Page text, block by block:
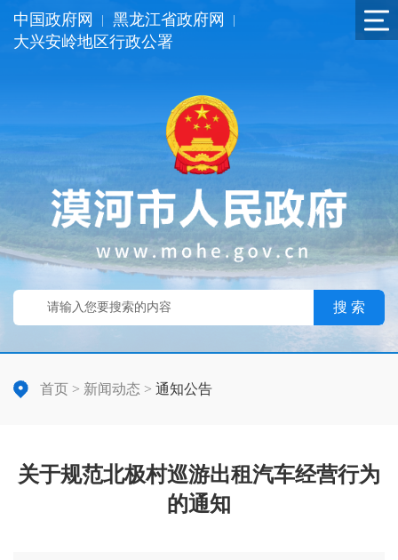
中国政府网 黑龙江省政府网
大兴安岭地区行政公署
搜 索
首页 > 新闻动态 > 通知公告
关于规范北极村巡游出租汽车经营行为
的通知